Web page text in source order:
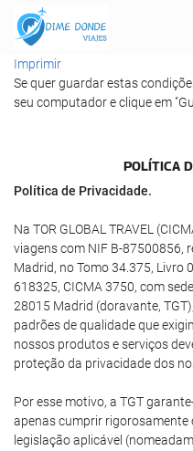
Imprimir
Se quer guardar estas
seu computador e clique em
POLÍ­TICA
Política de Privacidade.
Na TOR GLOBAL TRAVEL
viagens com NIF B-87500856,
Madrid, no Tomo 34.375, Livro
618325, CICMA 3750, com
28015 Madrid (doravante,
padrões de qualidade que
nossos produtos e serviços
proteção da privacidade dos
Por esse motivo, a TGT
apenas cumprir
legislação aplicável